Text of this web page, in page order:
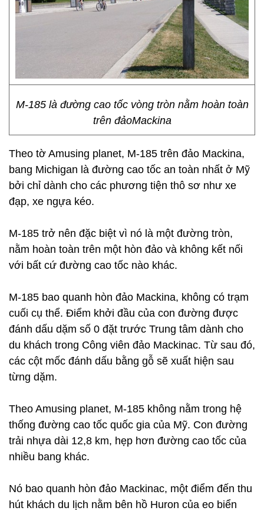
M-185 là đường cao tốc vòng tròn nằm hoàn toàn
trên đảoMackina
Theo tờ Amusing planet, M-185 trên đảo Mackina,
bang Michigan là đường cao tốc an toàn nhất ở Mỹ
bởi chỉ dành cho các phương tiện thô sơ như xe
đạp, xe ngựa kéo.
M-185 trở nên đặc biệt vì nó là một đường tròn,
nằm hoàn toàn trên một hòn đảo và không kết nối
với bất cứ đường cao tốc nào khác.
M-185 bao quanh hòn đảo Mackina, không có trạm
cuối cụ thể. Điểm khởi đầu của con đường được
đánh dấu dặm số 0 đặt trước Trung tâm dành cho
du khách trong Công viên đảo Mackinac. Từ sau đó,
các cột mốc đánh dấu bằng gỗ sẽ xuất hiện sau
từng dặm.
Theo Amusing planet, M-185 không nằm trong hệ
thống đường cao tốc quốc gia của Mỹ. Con đường
trải nhựa dài 12,8 km, hẹp hơn đường cao tốc của
nhiều bang khác.
Nó bao quanh hòn đảo Mackinac, một điểm đến thu
hút khách du lịch nằm bên hồ Huron của eo biển